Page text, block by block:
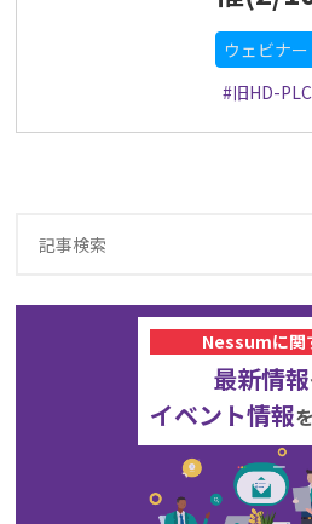
ウェビナー
#旧HD-
Nessumに関
最新情報
イベント情報